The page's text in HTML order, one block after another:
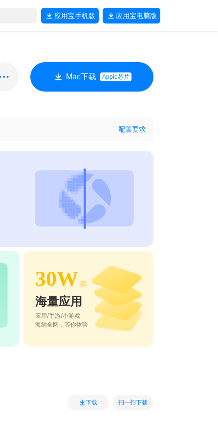
应用宝手机版 应用宝电脑版
Mac下载 Apple芯片
配置要求
30W 款
海量应用
应用/手游/小游戏
海纳全网，等你体验
下载 扫一扫下载